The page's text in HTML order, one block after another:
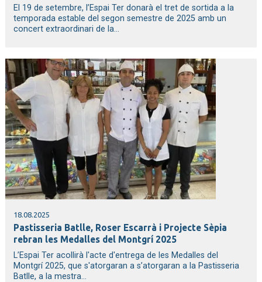
El 19 de setembre, l’Espai Ter donarà el tret de sortida a la
temporada estable del segon semestre de 2025 amb un
concert extraordinari de la...
18.08.2025
Pastisseria Batlle, Roser Escarrà i Projecte Sèpia
rebran les Medalles del Montgrí 2025
L’Espai Ter acollirà l'acte d'entrega de les Medalles del
Montgrí 2025, que s'atorgaran a s’atorgaran a la Pastisseria
Batlle, a la mestra...